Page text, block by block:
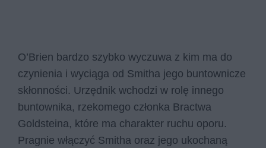
O’Brien bardzo szybko wyczuwa z kim ma do
czynienia i wyciąga od Smitha jego buntownicze
skłonności. Urzędnik wchodzi w rolę innego
buntownika, rzekomego członka Bractwa
Goldsteina, które ma charakter ruchu oporu.
Pragnie włączyć Smitha oraz jego ukochaną